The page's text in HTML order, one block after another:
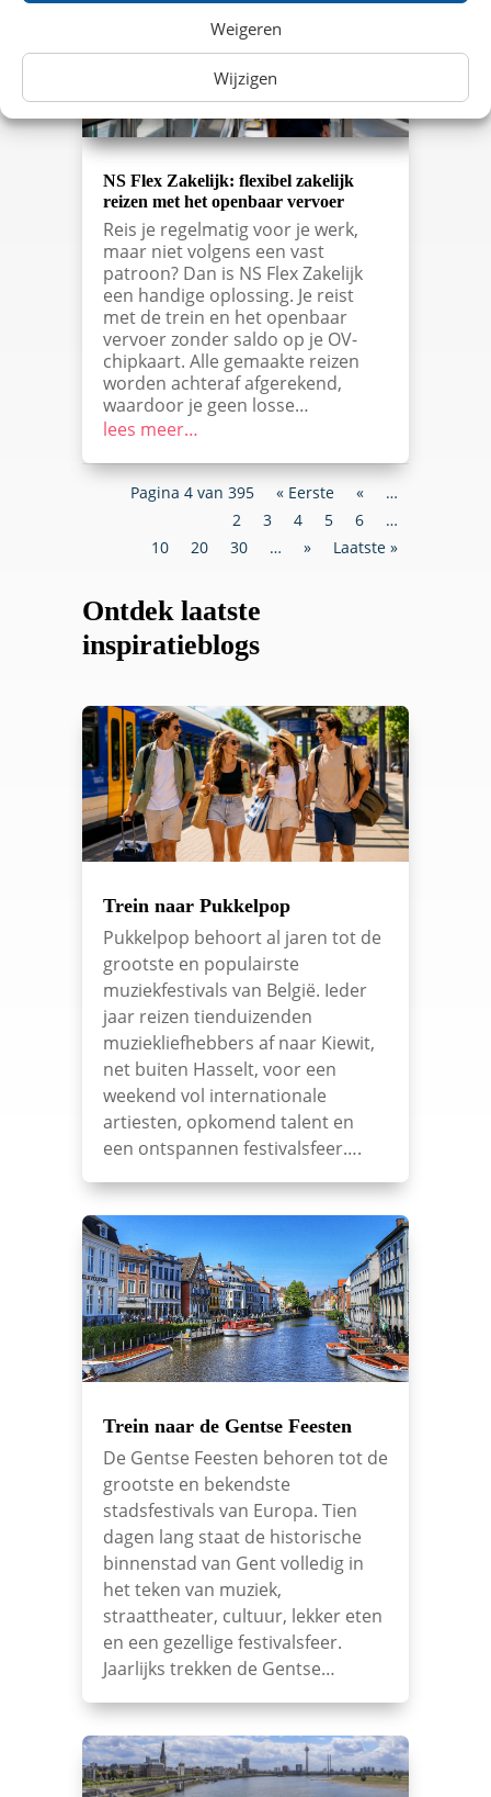
Weigeren
Wijzigen
NS Flex Zakelijk: flexibel zakelijk
reizen met het openbaar vervoer
Reis je regelmatig voor je werk,
maar niet volgens een vast
patroon? Dan is NS Flex Zakelijk
een handige oplossing. Je reist
met de trein en het openbaar
vervoer zonder saldo op je OV-
chipkaart. Alle gemaakte reizen
worden achteraf afgerekend,
waardoor je geen losse…
lees meer…
Pagina 4 van 395 « Eerste «
…
2
3 4 5 6
…
10
20 30 … » Laatste »
Ontdek laatste
inspiratieblogs
Trein naar Pukkelpop
Pukkelpop behoort al jaren tot de
grootste en populairste
muziekfestivals van België. Ieder
jaar reizen tienduizenden
muziekliefhebbers af naar Kiewit,
net buiten Hasselt, voor een
weekend vol internationale
artiesten, opkomend talent en
een ontspannen festivalsfeer….
Trein naar de Gentse Feesten
De Gentse Feesten behoren tot de
grootste en bekendste
stadsfestivals van Europa. Tien
dagen lang staat de historische
binnenstad van Gent volledig in
het teken van muziek,
straattheater, cultuur, lekker eten
en een gezellige festivalsfeer.
Jaarlijks trekken de Gentse…